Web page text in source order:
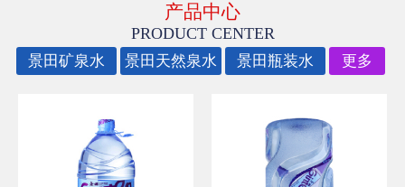
新闻资讯
饮用水分类
产品中心
PRODUCT CENTER
景田矿泉水 景田天然泉水 景田瓶装水 更多